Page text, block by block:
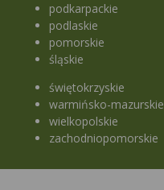
podkarpackie
podlaskie
pomorskie
śląskie
świętokrzyskie
warmińsko-mazurskie
wielkopolskie
zachodniopomorskie